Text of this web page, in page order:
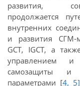
развития,
продолжается
внутренних
и развития
GCT, IGCT, а
управлением и
самозащиты и
параметрами [4, 5]